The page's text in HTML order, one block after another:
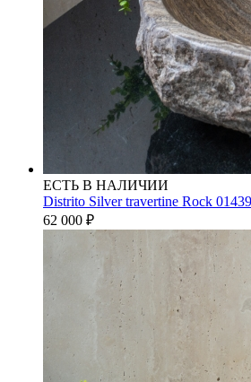
ЕСТЬ В НАЛИЧИИ
Distrito Silver travertine Rock
62 000 ₽